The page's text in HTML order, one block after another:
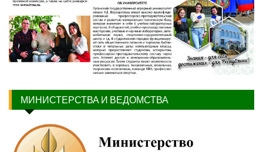
МИНИСТЕРСТВА И ВЕДОМСТВА